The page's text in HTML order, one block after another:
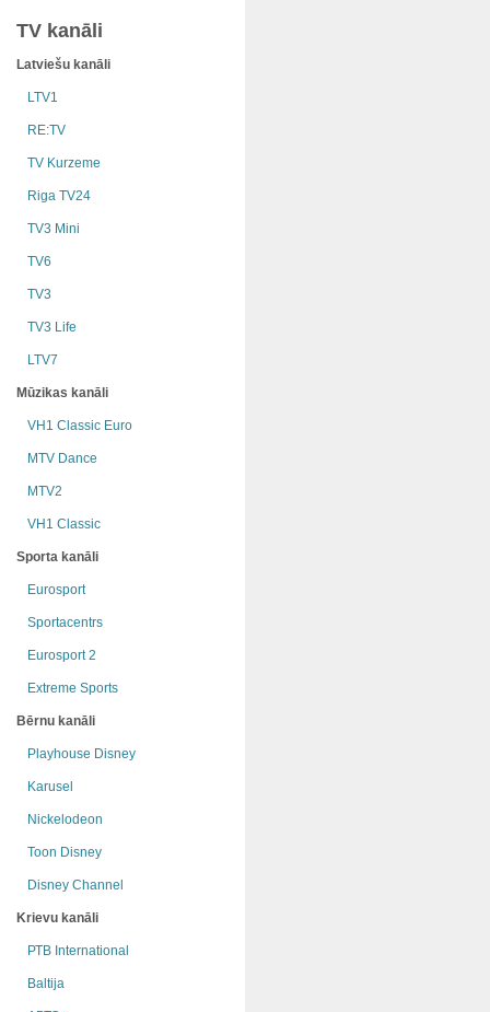
TV kanāli
Latviešu kanāli
LTV1
RE:TV
TV Kurzeme
Riga TV24
TV3 Mini
TV6
TV3
TV3 Life
LTV7
Mūzikas kanāli
VH1 Classic Euro
MTV Dance
MTV2
VH1 Classic
Sporta kanāli
Eurosport
Sportacentrs
Eurosport 2
Extreme Sports
Bērnu kanāli
Playhouse Disney
Karusel
Nickelodeon
Toon Disney
Disney Channel
Krievu kanāli
РТB International
Baltija